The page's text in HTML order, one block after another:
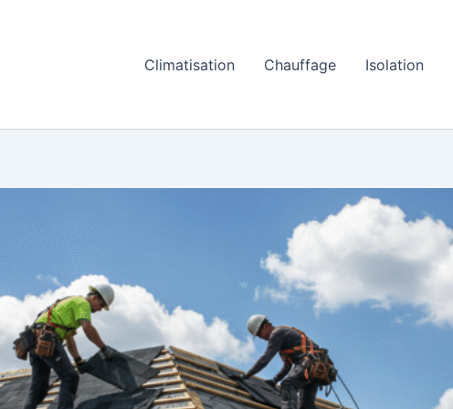
Climatisation Chauffage Isolation